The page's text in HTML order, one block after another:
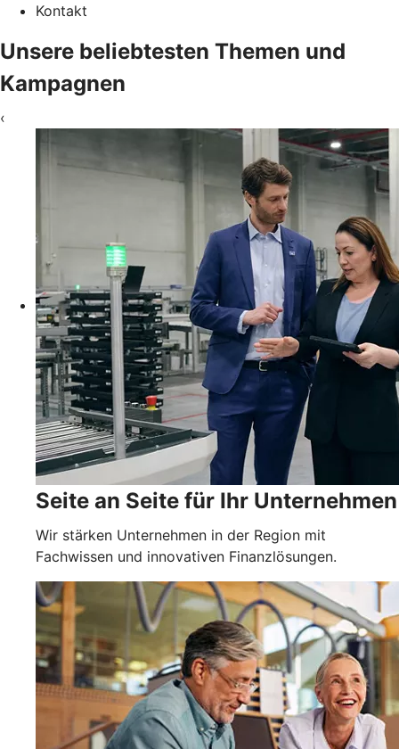
Kontakt
Unsere beliebtesten Themen und
Kampagnen
‹
Seite an Seite für Ihr Unternehmen
Wir stärken Unternehmen in der Region mit
Fachwissen und innovativen Finanzlösungen.